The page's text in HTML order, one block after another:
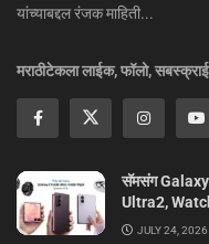
यांच्याबद्दल रंजक माहिती...
मराठीटेकला लाईक, फॉलो,
सॅमसंग
Ultra2,
JULY 24, 2026